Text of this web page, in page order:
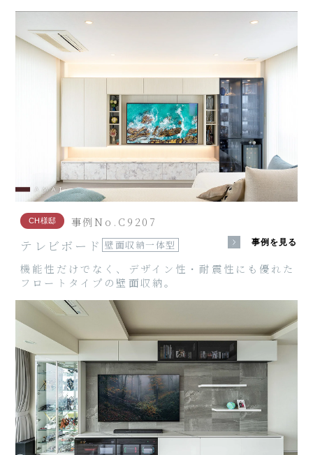
CH様邸 事例No.C9207
テレビボード 壁面収納一体型 事例を見る
機能性だけでなく、デザイン性・耐震性にも優れた
フロートタイプの壁面収納。